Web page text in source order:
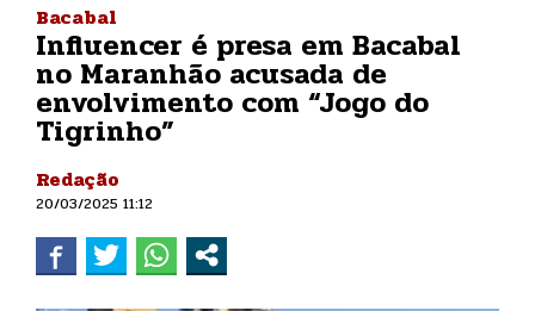
Bacabal
Influencer é presa em Bacabal
no Maranhão acusada de
envolvimento com “Jogo do
Tigrinho”
Redação
20/03/2025 11:12